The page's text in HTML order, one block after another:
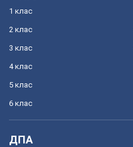
1 клас
2 клас
3 клас
4 клас
5 клас
6 клас
ДПА